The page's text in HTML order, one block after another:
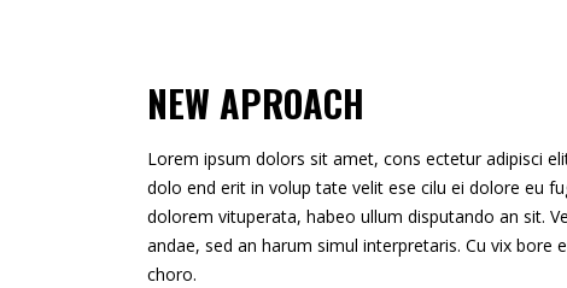
NEW APROACH
Lorem ipsum dolors sit amet, cons ectetur adipisci
dolo end erit in volup tate velit ese cilu ei dolore eu
dolorem vituperata, habeo ullum disputando an sit.
andae, sed an harum simul interpretaris. Cu vix
choro.